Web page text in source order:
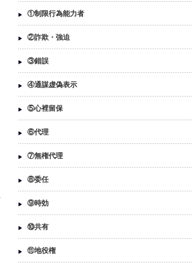
①制限行為能力者
②詐欺・強迫
③錯誤
④通謀虚偽表示
⑤心裡留保
⑥代理
⑦無権代理
⑧委任
⑨時効
⑩共有
⑪地役権